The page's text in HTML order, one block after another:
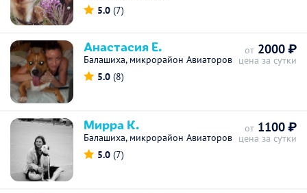
5.0 (7)
Анастасия Е.
Балашиха, микрорайон Авиаторов
5.0 (8)
от 2000 ₽
цена за сутки
Мирра К.
Балашиха, микрорайон Авиаторов
5.0 (7)
от 1100 ₽
цена за сутки